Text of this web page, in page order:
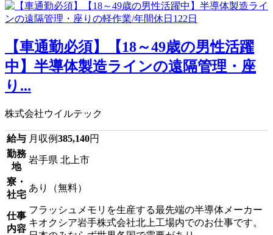
【車通勤必須】【18～49歳の男性活躍
中】半導体製造ラインの遠隔管理・座
り...
株式会社ウイルテック
給与 月収例385,140円
勤務
地
岩手県 北上市
寮・
社宅
あり（無料）
仕事
内容
フラッシュメモリを生産する最先端の半導体メーカー
キオクシア岩手株式会社北上工場内でのお仕事です。